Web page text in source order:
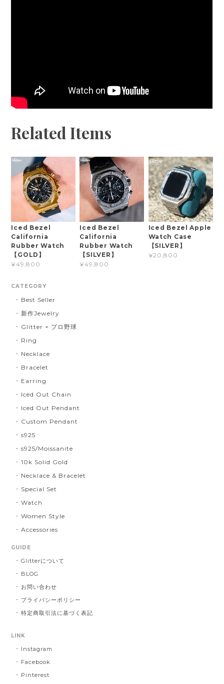
Related Items
Iced Bezel
California
Rubber Watch
【GOLD】
¥49,800
Iced Bezel
California
Rubber Watch
【SILVER】
¥49,800
Iced Bezel Apple
Watch Case
【SILVER】
¥20,800
CATEGORY
Best Seller
新作Jewelry
Glitter × プロ野球
Ring
Necklace
Bracelet
Earring
Iced Out Chain
Iced Out Pendant
Custom Pendant
s925
s925/Moissanite
10k Solid Gold
Necklace & Bracelet
Special Set
Watch
Women Style
Accessories
GUIDE
Glitterについて
BLOG
お問い合わせ
プライバシーポリシー
特定商取引法に基づく表記
LINK
Instagram
Facebook
Pinterest